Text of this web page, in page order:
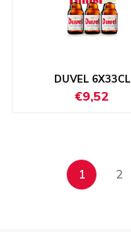
DUVEL 6X33CL
€9,52
1 2